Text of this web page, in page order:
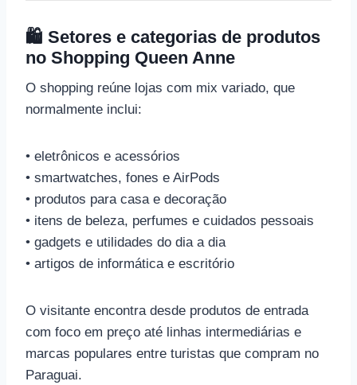
🛍️ Setores e categorias de produtos
no Shopping Queen Anne
O shopping reúne lojas com mix variado, que
normalmente inclui:
• eletrônicos e acessórios
• smartwatches, fones e AirPods
• produtos para casa e decoração
• itens de beleza, perfumes e cuidados pessoais
• gadgets e utilidades do dia a dia
• artigos de informática e escritório
O visitante encontra desde produtos de entrada
com foco em preço até linhas intermediárias e
marcas populares entre turistas que compram no
Paraguai.